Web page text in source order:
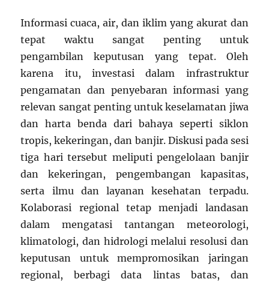
Informasi cuaca, air, dan iklim yang akurat dan
tepat waktu sangat penting untuk
pengambilan keputusan yang tepat. Oleh
karena itu, investasi dalam infrastruktur
pengamatan dan penyebaran informasi yang
relevan sangat penting untuk keselamatan jiwa
dan harta benda dari bahaya seperti siklon
tropis, kekeringan, dan banjir. Diskusi pada sesi
tiga hari tersebut meliputi pengelolaan banjir
dan kekeringan, pengembangan kapasitas,
serta ilmu dan layanan kesehatan terpadu.
Kolaborasi regional tetap menjadi landasan
dalam mengatasi tantangan meteorologi,
klimatologi, dan hidrologi melalui resolusi dan
keputusan untuk mempromosikan jaringan
regional, berbagi data lintas batas, dan